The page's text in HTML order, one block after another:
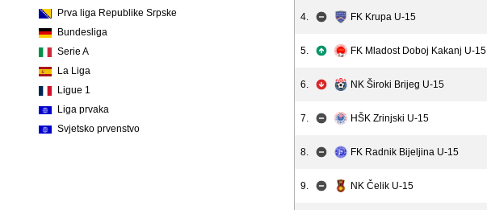
Prva liga Republike Srpske
Bundesliga
Serie A
La Liga
Ligue 1
Liga prvaka
Svjetsko prvenstvo
4. FK Krupa U-15
5. FK Mladost Doboj Kakanj U-15
6. NK Široki Brijeg U-15
7. HŠK Zrinjski U-15
8. FK Radnik Bijeljina U-15
9. NK Čelik U-15